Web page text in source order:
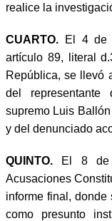
realice la
CUARTO.
El 4 de
artículo 89, literal
República, se llevó
del representante
supremo Luis
y del denunciado
QUINTO. El 8 de
Acusaciones
informe final,
como presunto